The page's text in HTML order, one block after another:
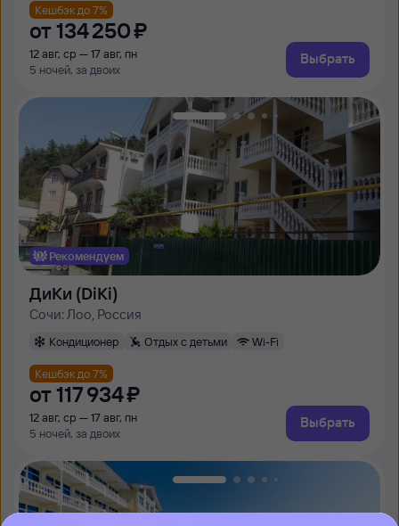
Кешбэк до 7%
от 134 ⁠250 ⁠₽
12 авг, ср — 17 авг, пн
5 ночей, за двоих
Выбрать
Рекомендуем
ДиКи (DiKi)
Сочи: Лоо, Россия
Кондиционер Отдых с детьми Wi-Fi
Кешбэк до 7%
от 117 ⁠934 ⁠₽
12 авг, ср — 17 авг, пн
5 ночей, за двоих
Выбрать